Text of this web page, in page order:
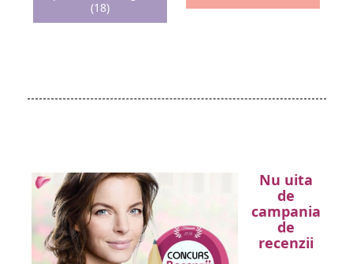
(18)
Nu uita
de
campania
de
recenzii